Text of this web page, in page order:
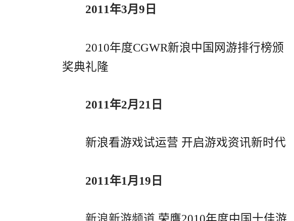
2011年3月9日
2010年度CGWR新浪中国网游排行榜颁
奖典礼隆
2011年2月21日
新浪看游戏试运营 开启游戏资讯新时代
2011年1月19日